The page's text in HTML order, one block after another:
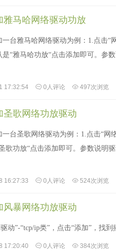
雅马哈网络驱动功放
台雅马哈网络驱动为例：1.点击“
是“雅马哈功放“点击添加即可。参
17:32:54 0人评论 497次浏览
圣歌网络功放驱动
台圣歌网络驱动为例：1.点击“网
歌功放“点击添加即可。参数说明
16:27:33 0人评论 524次浏览
风暴网络功放驱动
动”-“tcp/ip类”，点击“添加”，找
17:20:40 0人评论 384次浏览